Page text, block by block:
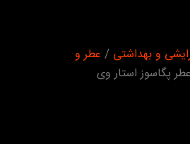
و بهداشتی / عطر و
پگاسوز استار وی